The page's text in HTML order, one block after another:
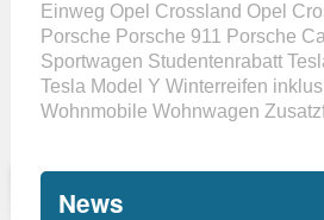
Einweg Opel Crossland Opel
Porsche Porsche 911 Porsche
Sportwagen Studentenrabatt
Tesla Model Y Winterreifen
Wohnmobile Wohnwagen
News